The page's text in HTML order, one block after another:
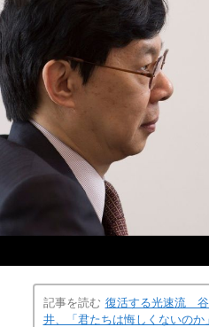
記事を読む 復活する光速流 谷
井、「君たちは悔しくないのか